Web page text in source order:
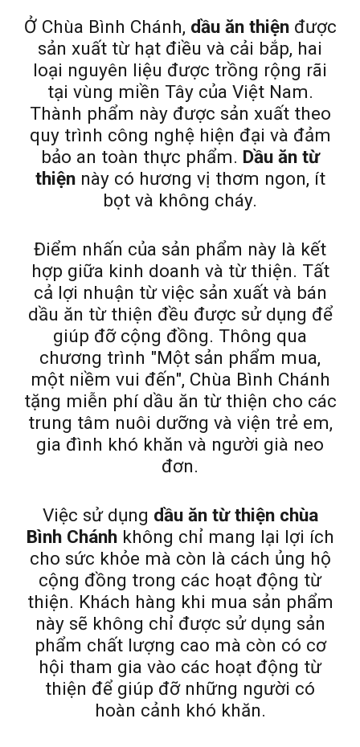
Ở Chùa Bình Chánh, dầu ăn thiệnđược
sản xuất từ hạt điều và cải bắp, hai
loại nguyên liệu được trồng rộng rãi
tại vùng miền Tây của Việt Nam.
Thành phẩm này được sản xuất theo
quy trình công nghệ hiện đại và đảm
bảo an toàn thực phẩm. Dầu ăn từ
thiệnnày có hương vị thơm ngon, ít
bọt và không cháy.
Điểm nhấn của sản phẩm này là kết
hợp giữa kinh doanh và từ thiện. Tất
cả lợi nhuận từ việc sản xuất và bán
dầu ăn từ thiện đều được sử dụng để
giúp đỡ cộng đồng. Thông qua
chương trình "Một sản phẩm mua,
một niềm vui đến", Chùa Bình Chánh
tặng miễn phí dầu ăn từ thiện cho các
trung tâm nuôi dưỡng và viện trẻ em,
gia đình khó khăn và người già neo
đơn.
Việc sử dụng dầu ăn từ thiện chùa
Bình Chánhkhông chỉ mang lại lợi ích
cho sức khỏe mà còn là cách ủng hộ
cộng đồng trong các hoạt động từ
thiện. Khách hàng khi mua sản phẩm
này sẽ không chỉ được sử dụng sản
phẩm chất lượng cao mà còn có cơ
hội tham gia vào các hoạt động từ
thiện để giúp đỡ những người có
hoàn cảnh khó khăn.